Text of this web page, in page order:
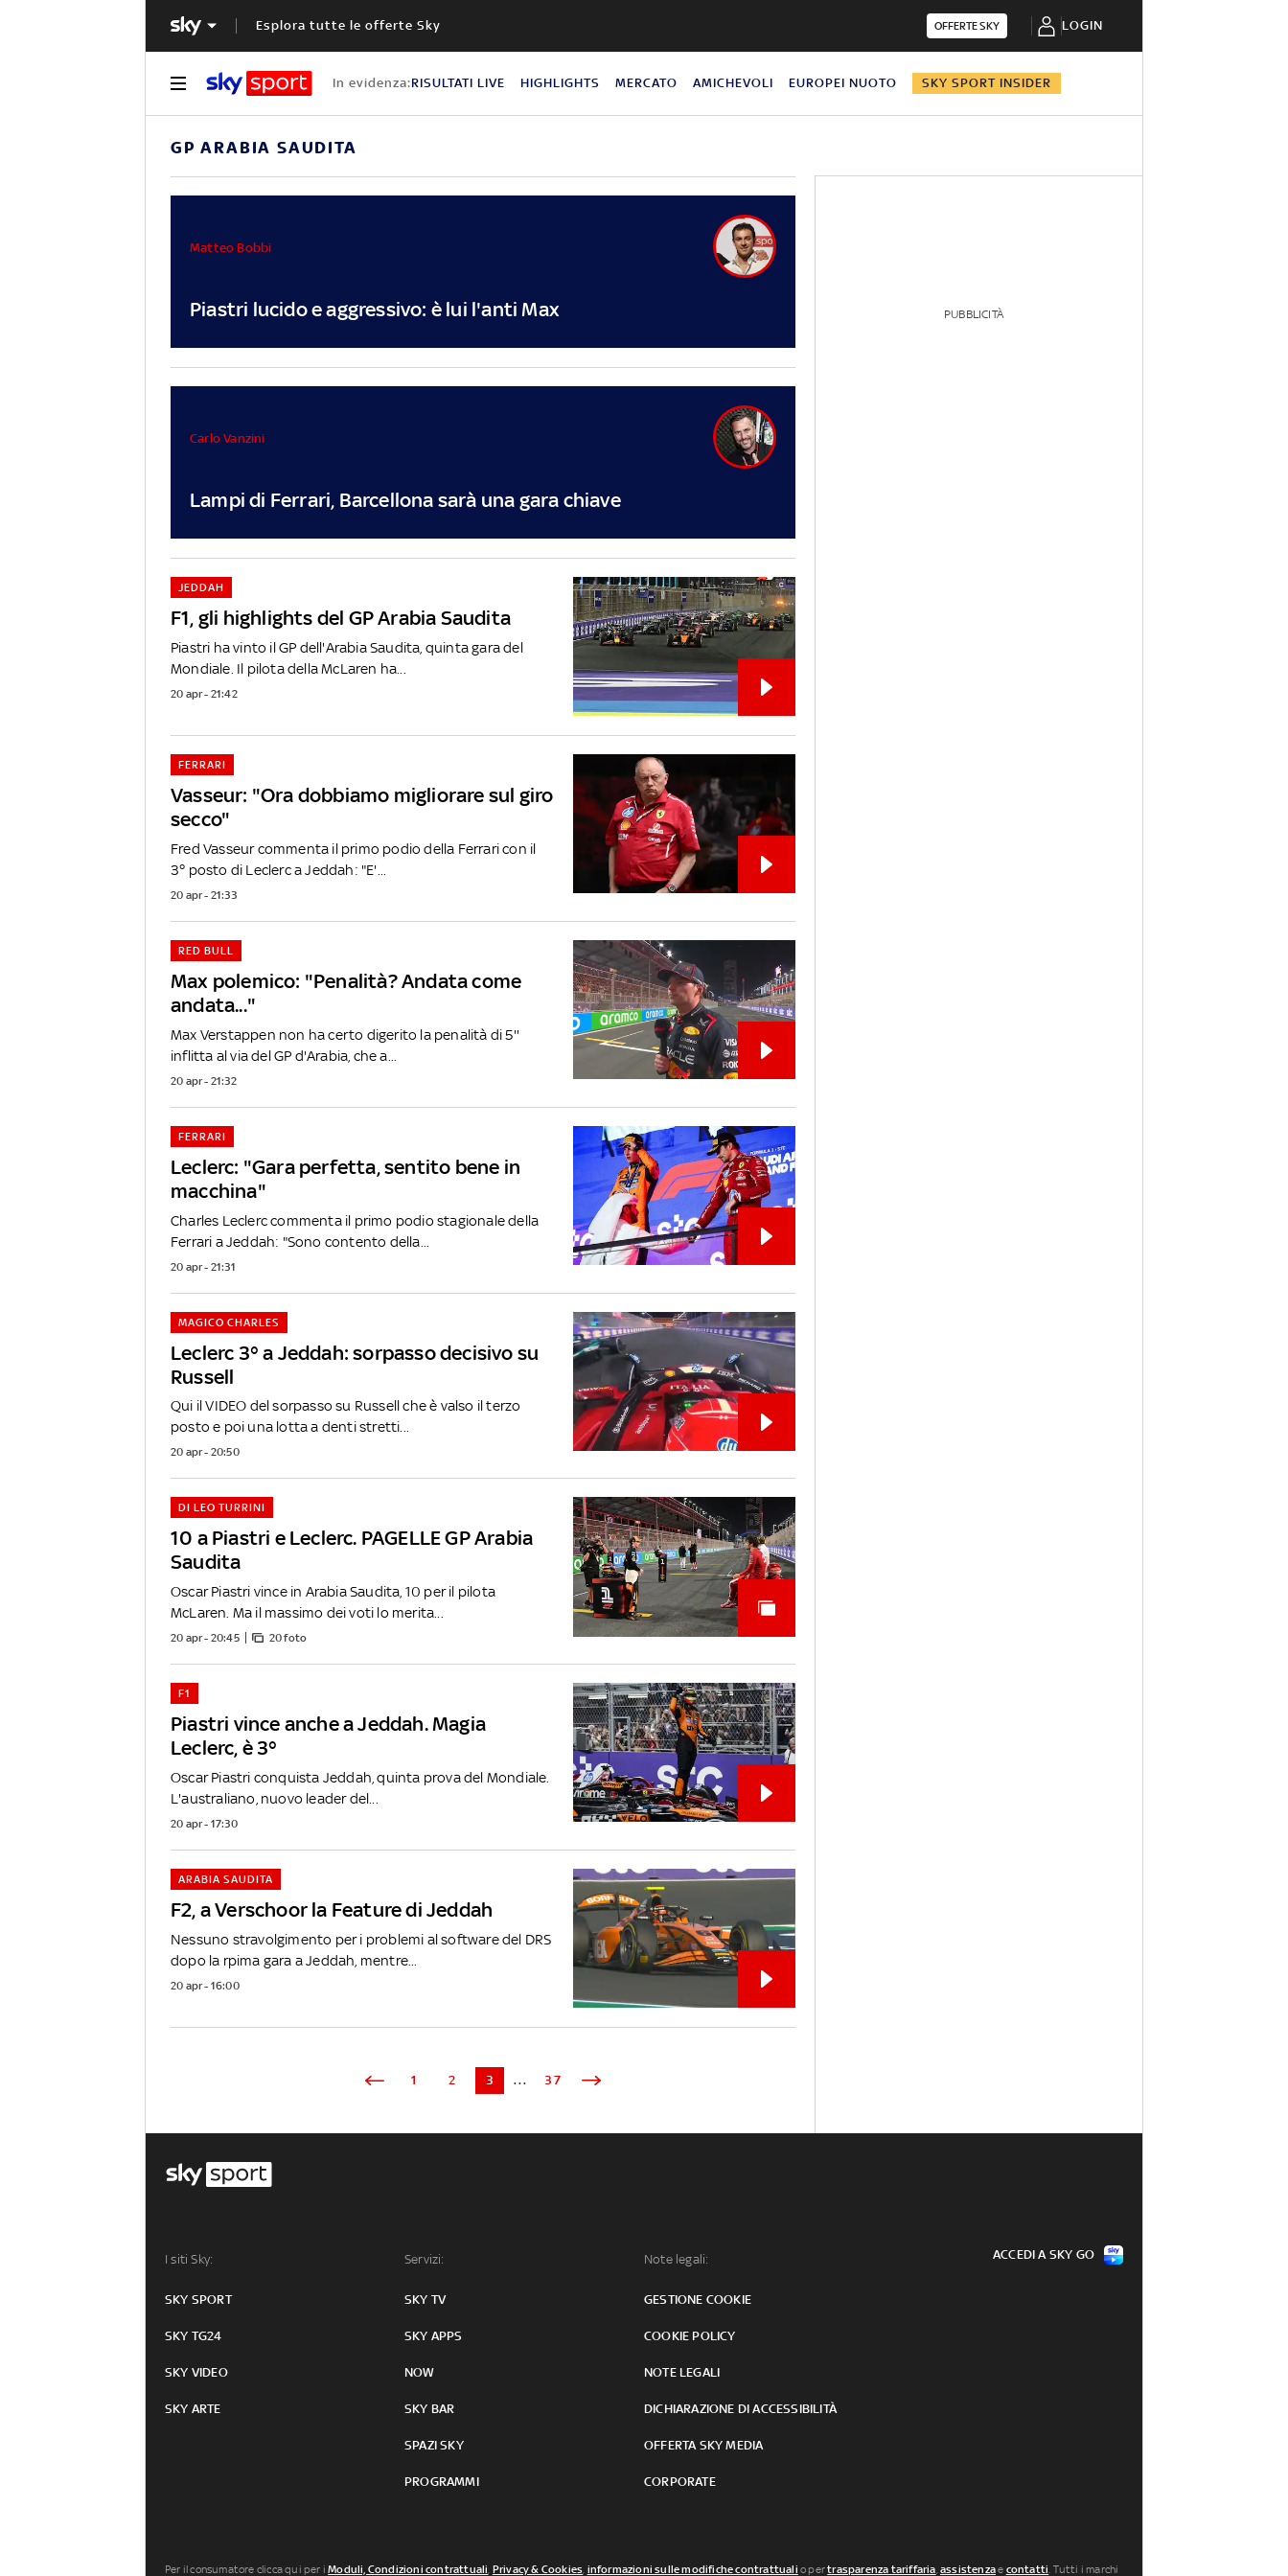
Esplora tutte le offerte Sky OFFERTE SKY LOGIN
In evidenza:RISULTATI LIVE HIGHLIGHTS MERCATO AMICHEVOLI EUROPEI NUOTO SKY SPORT INSIDER
GP ARABIA SAUDITA
Piastri lucido e aggressivo: è lui l'anti Max
Matteo Bobbi
Lampi di Ferrari, Barcellona sarà una gara chiave
Carlo Vanzini
F1, gli highlights del GP Arabia Saudita
JEDDAH
Piastri ha vinto il GP dell'Arabia Saudita, quinta gara del
Mondiale. Il pilota della McLaren ha...
20 apr - 21:42
Vasseur: "Ora dobbiamo migliorare sul giro
secco"
FERRARI
Fred Vasseur commenta il primo podio della Ferrari con il
3° posto di Leclerc a Jeddah: "E'...
20 apr - 21:33
Max polemico: "Penalità? Andata come
andata..."
RED BULL
Max Verstappen non ha certo digerito la penalità di 5''
inflitta al via del GP d'Arabia, che a...
20 apr - 21:32
Leclerc: "Gara perfetta, sentito bene in
macchina"
FERRARI
Charles Leclerc commenta il primo podio stagionale della
Ferrari a Jeddah: "Sono contento della...
20 apr - 21:31
Leclerc 3° a Jeddah: sorpasso decisivo su
Russell
MAGICO CHARLES
Qui il VIDEO del sorpasso su Russell che è valso il terzo
posto e poi una lotta a denti stretti...
20 apr - 20:50
10 a Piastri e Leclerc. PAGELLE GP Arabia
Saudita
DI LEO TURRINI
Oscar Piastri vince in Arabia Saudita, 10 per il pilota
McLaren. Ma il massimo dei voti lo merita...
20 apr - 20:45 20 foto
Piastri vince anche a Jeddah. Magia
Leclerc, è 3°
F1
Oscar Piastri conquista Jeddah, quinta prova del Mondiale.
L'australiano, nuovo leader del...
20 apr - 17:30
F2, a Verschoor la Feature di Jeddah
ARABIA SAUDITA
Nessuno stravolgimento per i problemi al software del DRS
dopo la rpima gara a Jeddah, mentre...
20 apr - 16:00
1 2 3 ... 37
PUBBLICITÀ
I siti Sky:
SKY SPORT
SKY TG24
SKY VIDEO
SKY ARTE
Servizi:
SKY TV
SKY APPS
NOW
SKY BAR
SPAZI SKY
PROGRAMMI
Note legali:
GESTIONE COOKIE
COOKIE POLICY
NOTE LEGALI
DICHIARAZIONE DI ACCESSIBILITÀ
OFFERTA SKY MEDIA
CORPORATE
ACCEDI A SKY GO
Per il consumatore clicca qui per iModuli, Condizioni contrattuali, Privacy & Cookies, informazioni sulle modifiche contrattuali o pertrasparenza tariffaria,assistenzae contatti. Tutti i marchi